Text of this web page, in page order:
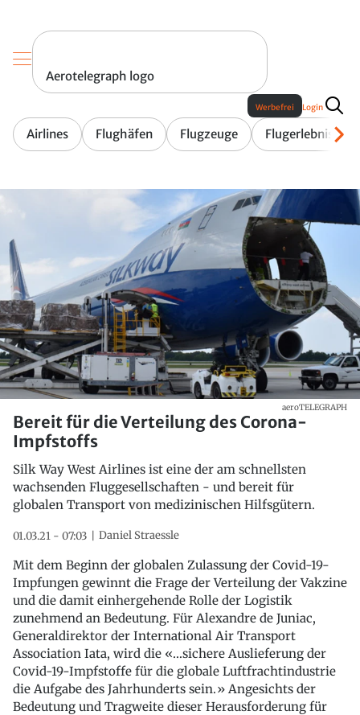
Aerotelegraph logo
Airlines Flughäfen Flugzeuge Flugerlebnis
Werbefrei Login
aeroTELEGRAPH
Bereit für die Verteilung des Corona-
Impfstoffs
Silk Way West Airlines ist eine der am schnellsten
wachsenden Fluggesellschaften - und bereit für
globalen Transport von medizinischen Hilfsgütern.
01.03.21 - 07:03 Daniel Straessle
Mit dem Beginn der globalen Zulassung der Covid-19-
Impfungen gewinnt die Frage der Verteilung der Vakzine
und die damit einhergehende Rolle der Logistik
zunehmend an Bedeutung. Für Alexandre de Juniac,
Generaldirektor der International Air Transport
Association Iata, wird die «…sichere Auslieferung der
Covid-19-Impfstoffe für die globale Luftfrachtindustrie
die Aufgabe des Jahrhunderts sein.» Angesichts der
Bedeutung und Tragweite dieser Herausforderung für